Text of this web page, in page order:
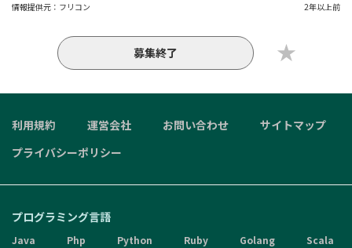
情報提供元： フリコン 2年以上前
募集終了
利用規約 運営会社 お問い合わせ
サイトマップ
プライバシーポリシー
プログラミング言語
Java Php Python Ruby Golang
Scala